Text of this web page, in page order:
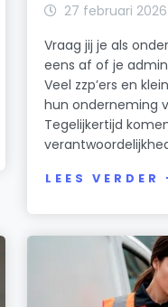
27 februari 2026
Vraag jij je als
eens af of je
Veel zzp’ers en
hun onderneming
Tegelijkertijd
LEES VERDER